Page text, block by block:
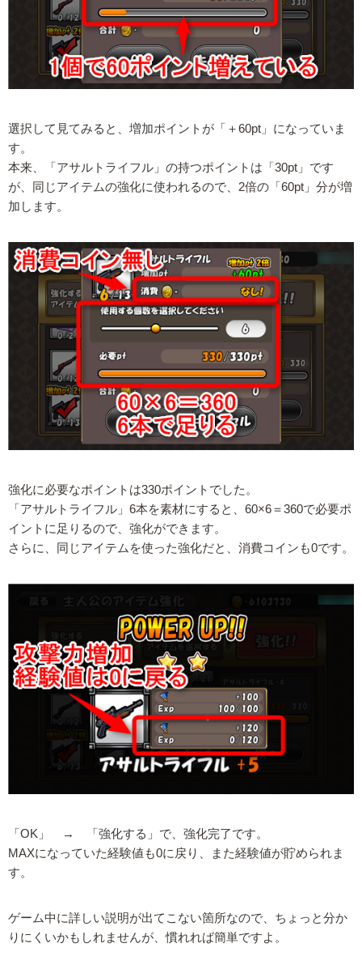
選択して見てみると、増加ポイントが「＋60pt」になっていま
す。
本来、「アサルトライフル」の持つポイントは「30pt」です
が、同じアイテムの強化に使われるので、2倍の「60pt」分が増
加します。
強化に必要なポイントは330ポイントでした。
「アサルトライフル」6本を素材にすると、60×6＝360で必要ポ
イントに足りるので、強化ができます。
さらに、同じアイテムを使った強化だと、消費コインも0です。
「OK」 → 「強化する」で、強化完了です。
MAXになっていた経験値も0に戻り、また経験値が貯められま
す。
ゲーム中に詳しい説明が出てこない箇所なので、ちょっと分か
りにくいかもしれませんが、慣れれば簡単ですよ。